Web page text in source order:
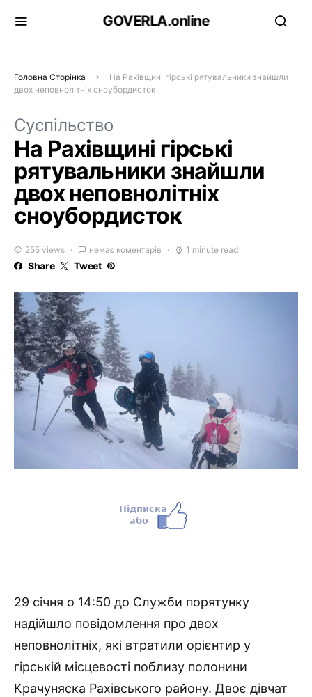
GOVERLA.online
Головна Сторінка
На Рахівщині гірські рятувальники знайшли
двох неповнолітніх сноубордисток
Суспільство
На Рахівщині гірські
рятувальники знайшли
двох неповнолітніх
сноубордисток
255 views немає коментарів 1 minute read
Share Tweet
29 січня о 14:50 до Служби порятунку
надійшло повідомлення про двох
неповнолітніх, які втратили орієнтир у
гірській місцевості поблизу полонини
Крачуняска Рахівського району. Двоє дівчат